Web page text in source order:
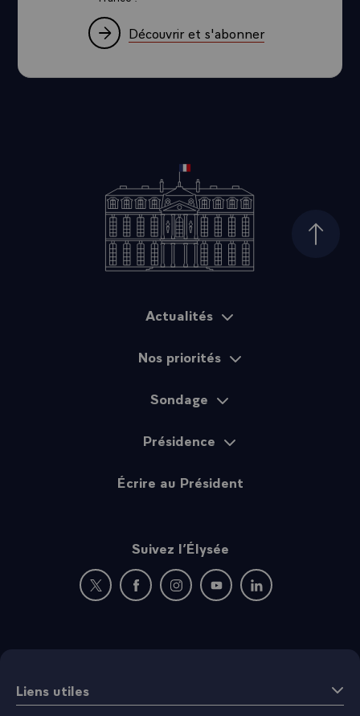
Découvrir et s'abonner
Haut
Actualités
Nos priorités
Sondage
Présidence
Écrire au Président
Suivez l’Élysée
Nouvelle fenêtre : rejoignez-nous sur Twitter
Nouvelle fenêtre : rejoignez-nous sur
Nouvelle fenêtre : rejoignez-nous
Nouvelle fenêtre :
Nouvelle fenêtre :
Liens utiles